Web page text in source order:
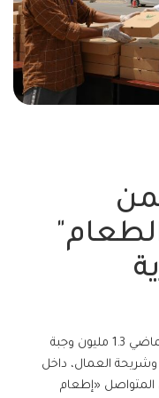
وزعت جمعية الشارقة الخيرية، خلال العام الماضي 1.3 مليون وجبة
وشريحة العمال، داخل
المتواصل «إطعام